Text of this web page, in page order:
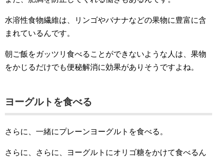
水溶性食物繊維は、リンゴやバナナなどの果物に豊富に含
まれているんです。
朝ご飯をガッツリ食べることができないような人は、果物
をかじるだけでも便秘解消に効果がありそうですよね。
ヨーグルトを食べる
さらに、一緒にプレーンヨーグルトを食べる。
さらに、さらに、ヨーグルトにオリゴ糖をかけて食べるん